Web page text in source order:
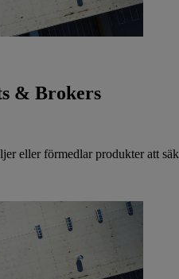
& Brokers
eller förmedlar produkter att